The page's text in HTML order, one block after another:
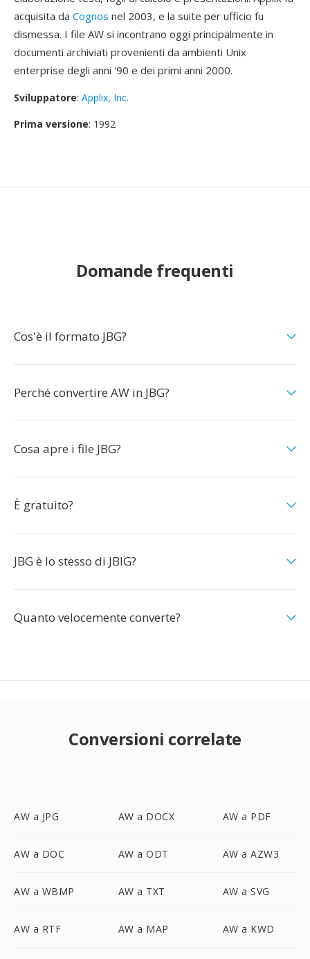
acquisita da Cognos nel 2003, e la suite per ufficio fu
dismessa. I file AW si incontrano oggi principalmente in
documenti archiviati provenienti da ambienti Unix
enterprise degli anni '90 e dei primi anni 2000.
Sviluppatore: Applix, Inc.
Prima versione: 1992
Domande frequenti
Cos'è il formato JBG?
Perché convertire AW in JBG?
Cosa apre i file JBG?
È gratuito?
JBG è lo stesso di JBIG?
Quanto velocemente converte?
Conversioni correlate
AW a JPG AW a DOCX AW a PDF
AW a DOC AW a ODT AW a AZW3
AW a WBMP AW a TXT AW a SVG
AW a RTF AW a MAP AW a KWD